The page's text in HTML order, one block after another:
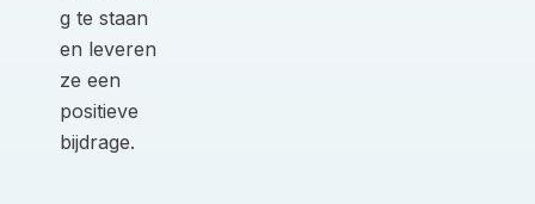
g te staan
en leveren
ze een
positieve
bijdrage.